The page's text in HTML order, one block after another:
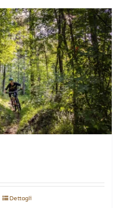
Dettagli